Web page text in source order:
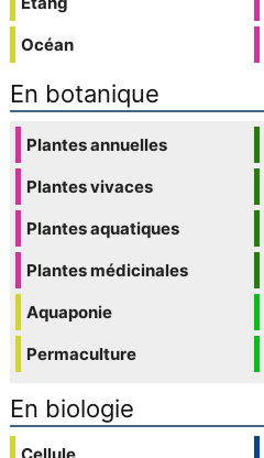
Océan
En botanique
Plantes annuelles
Plantes vivaces
Plantes aquatiques
Plantes médicinales
Aquaponie
Permaculture
En biologie